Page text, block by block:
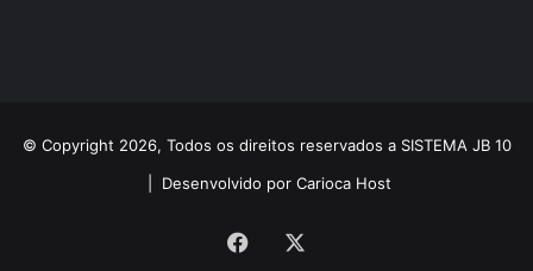
© Copyright 2026, Todos os direitos reservados a SISTEMA JB 10
Desenvolvido por Carioca Host
Facebook